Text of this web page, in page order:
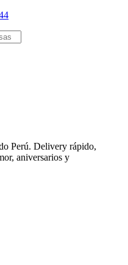
Perú. Delivery rápido,
aniversarios y